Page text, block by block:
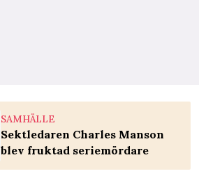
SAMHÄLLE
Sektledaren Charles Manson
blev fruktad seriemördare